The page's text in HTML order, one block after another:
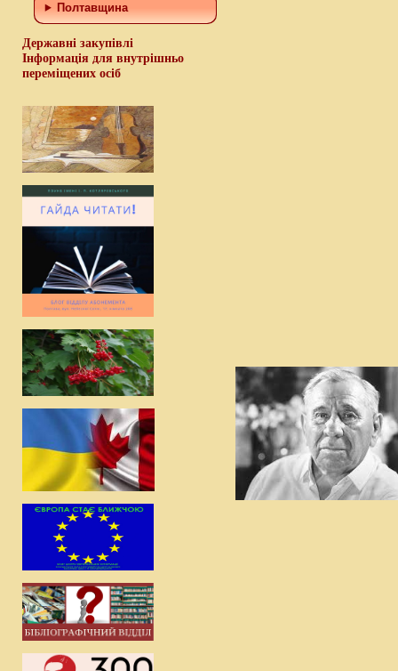
Полтавщина
Державні закупівлі
Інформація для внутрішньо
переміщених осіб